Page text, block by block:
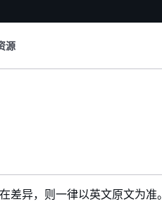
源
差异，则一律以英文原文为准。